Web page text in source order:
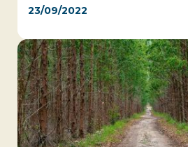
23/09/2022